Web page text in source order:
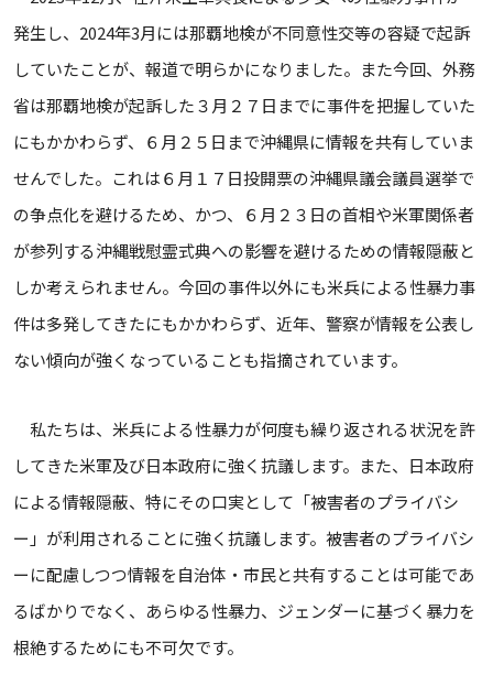
発生し、2024年3月には那覇地検が不同意性交等の容疑で起訴
していたことが、報道で明らかになりました。また今回、外務
省は那覇地検が起訴した３月２７日までに事件を把握していた
にもかかわらず、６月２５日まで沖縄県に情報を共有していま
せんでした。これは６月１７日投開票の沖縄県議会議員選挙で
の争点化を避けるため、かつ、６月２３日の首相や米軍関係者
が参列する沖縄戦慰霊式典への影響を避けるための情報隠蔽と
しか考えられません。今回の事件以外にも米兵による性暴力事
件は多発してきたにもかかわらず、近年、警察が情報を公表し
ない傾向が強くなっていることも指摘されています。
私たちは、米兵による性暴力が何度も繰り返される状況を許
してきた米軍及び日本政府に強く抗議します。また、日本政府
による情報隠蔽、特にその口実として「被害者のプライバシ
ー」が利用されることに強く抗議します。被害者のプライバシ
ーに配慮しつつ情報を自治体・市民と共有することは可能であ
るばかりでなく、あらゆる性暴力、ジェンダーに基づく暴力を
根絶するためにも不可欠です。